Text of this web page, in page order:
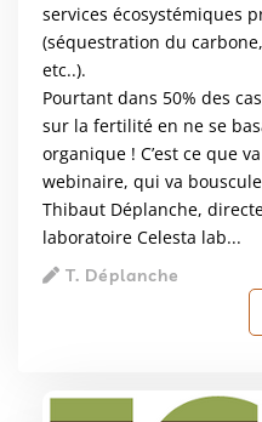
services écosystémiques
(séquestration du
etc..).
Pourtant dans 50% des
sur la fertilité en ne se
organique ! C’est ce que
webinaire, qui va
Thibaut Déplanche,
laboratoire Celesta lab...
T. Déplanche